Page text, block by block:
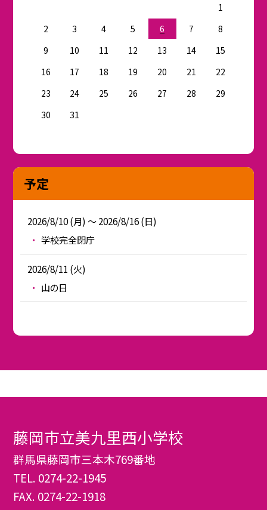
1
2
3 4 5 6 7
8
9
10 11 12 13 14
15
16
17 18 19 20 21
22
23
24 25 26 27 28
29
30
31
予定
2026/8/10 (月) ～ 2026/8/16 (日)
学校完全閉庁
2026/8/11 (火)
山の日
藤岡市立美九里西小学校
群馬県藤岡市三本木769番地
TEL. 0274-22-1945
FAX. 0274-22-1918